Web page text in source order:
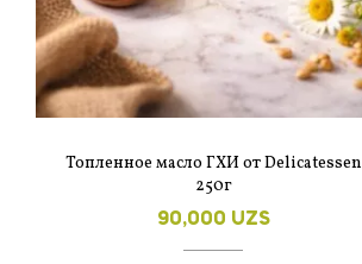
Топленное масло ГХИ от Delicatessen
250г
90,000 UZS